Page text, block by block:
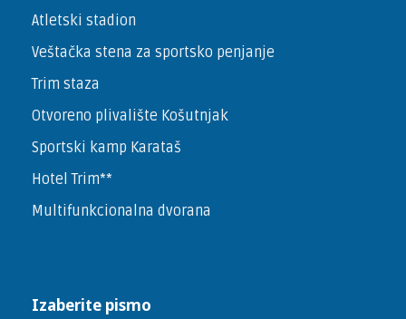
Atletski stadion
Veštačka stena za sportsko penjanje
Trim staza
Otvoreno plivalište Košutnjak
Sportski kamp Karataš
Hotel Trim**
Multifunkcionalna dvorana
Izaberite pismo